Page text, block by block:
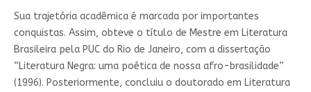
Sua trajetória acadêmica é marcada por importantes
conquistas. Assim, obteve o título de Mestre em Literatura
Brasileira pela PUC do Rio de Janeiro, com a dissertação
“Literatura Negra: uma poética de nossa afro-brasilidade”
(1996). Posteriormente, concluiu o doutorado em Literatura